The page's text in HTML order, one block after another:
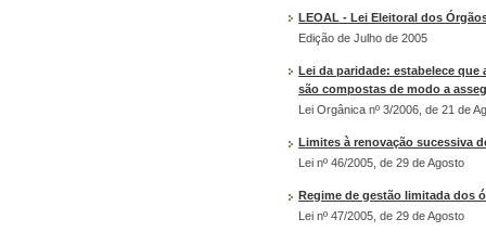
LEOAL - Lei Eleitoral dos
Edição de Julho de 2005
Lei da paridade: estabelece que
são compostas de modo a
Lei Orgânica nº 3/2006, de 21 de
Limites à renovação sucessiva
Lei nº 46/2005, de 29 de Agosto
Regime de gestão limitada dos
Lei nº 47/2005, de 29 de Agosto